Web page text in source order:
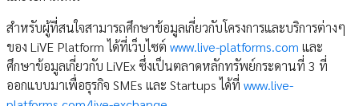
สำหรับผู้ที่สนใจสามารถศึกษาข้อมูลเกี่ยวกับโครงการและบริการต่างๆ
ของ LiVE Platform ได้ที่เว็บไซต์ www.live-platforms.com และ
ศึกษาข้อมูลเกี่ยวกับ LiVEx ซึ่งเป็นตลาดหลักทรัพย์กระดานที่ 3 ที่
ออกแบบมาเพื่อธุรกิจ SMEs และ Startups ได้ที่ www.live-